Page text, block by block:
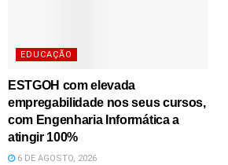
EDUCAÇÃO
ESTGOH com elevada
empregabilidade nos seus cursos,
com Engenharia Informática a
atingir 100%
6 DE AGOSTO, 2026